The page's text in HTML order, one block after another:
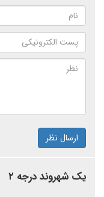
ارسال نظر
یک شهروند درجه ۲